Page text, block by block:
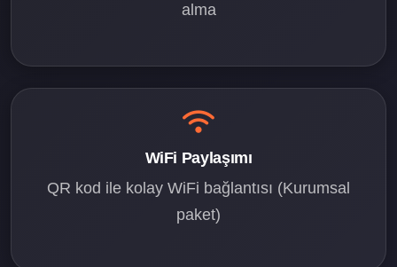
alma
WiFi Paylaşımı
QR kod ile kolay WiFi bağlantısı (Kurumsal
paket)